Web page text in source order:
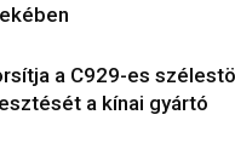
a C929-es
a kínai gyártó